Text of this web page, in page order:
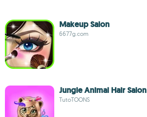
Makeup Salon
6677g.com
Jungle Animal Hair Salon
TutoTOONS